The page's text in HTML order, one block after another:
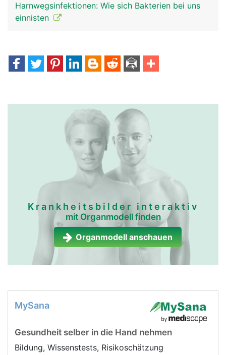
Harnwegsinfektionen: Wie sich Bakterien bei uns
einnisten
Krankheitsbilder interaktiv
mit Organmodell finden
Organmodell anschauen
MySana
Gesundheit selber in die Hand nehmen
Bildung, Wissenstests, Risikoschätzung